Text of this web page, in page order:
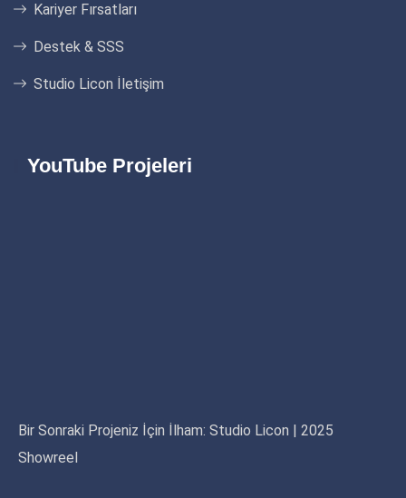
Kariyer Fırsatları
Destek & SSS
Studio Licon İletişim
YouTube Projeleri
Bir Sonraki Projeniz İçin İlham: Studio Licon | 2025
Showreel